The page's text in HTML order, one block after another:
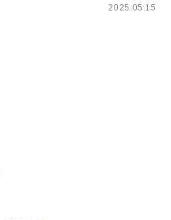
2025.05.15